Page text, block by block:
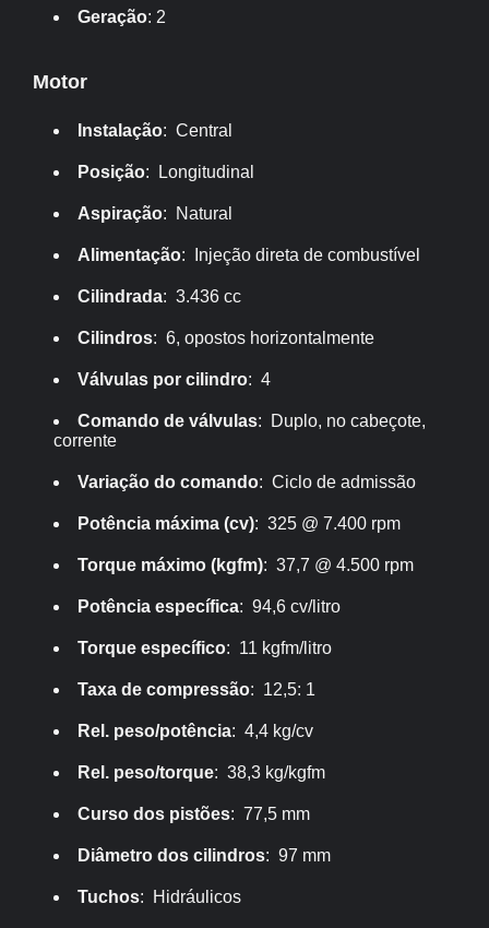
Geração: 2
Motor
Instalação: Central
Posição: Longitudinal
Aspiração: Natural
Alimentação: Injeção direta de combustível
Cilindrada: 3.436 cc
Cilindros: 6, opostos horizontalmente
Válvulas por cilindro: 4
Comando de válvulas: Duplo, no cabeçote,
corrente
Variação do comando: Ciclo de admissão
Potência máxima (cv): 325 @ 7.400 rpm
Torque máximo (kgfm): 37,7 @ 4.500 rpm
Potência específica: 94,6 cv/litro
Torque específico: 11 kgfm/litro
Taxa de compressão: 12,5: 1
Rel. peso/potência: 4,4 kg/cv
Rel. peso/torque: 38,3 kg/kgfm
Curso dos pistões: 77,5 mm
Diâmetro dos cilindros: 97 mm
Tuchos: Hidráulicos